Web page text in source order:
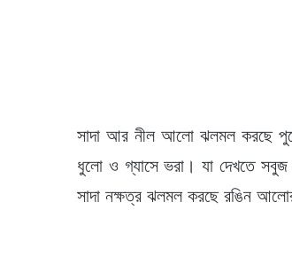
সাদা আর নীল আলো ঝলমল করছে
ধুলো ও গ্যাসে ভরা। যা দেখতে
সাদা নক্ষত্র ঝলমল করছে রঙিন